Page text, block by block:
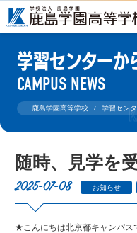
学習センターか
CAMPUS NEWS
鹿島学園高等学校 学習セン
随時、見学を
2025-07-08 お知らせ
★こんにちは北京都キャンパ